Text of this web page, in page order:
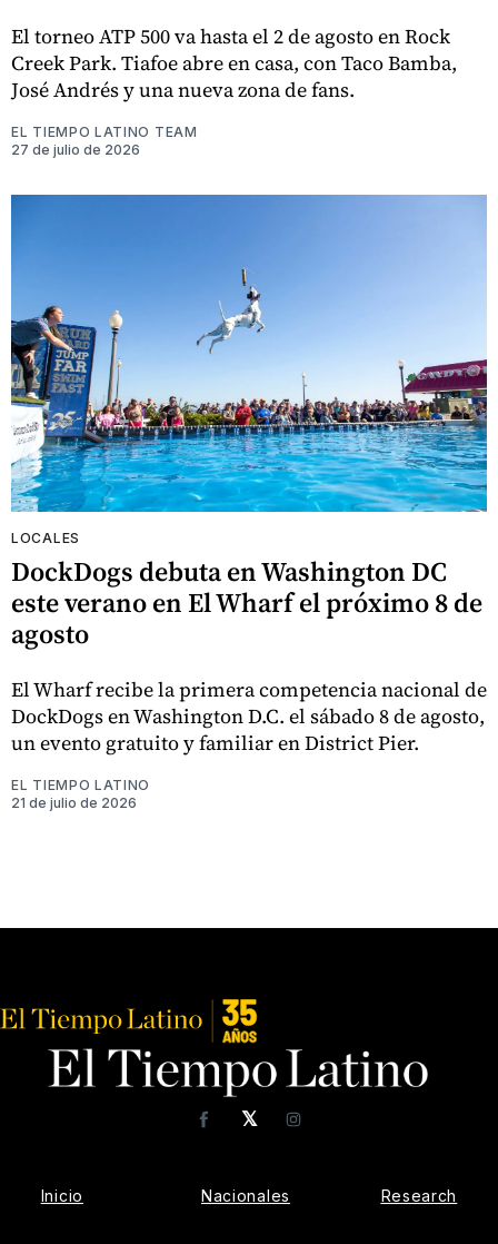
El torneo ATP 500 va hasta el 2 de agosto en Rock
Creek Park. Tiafoe abre en casa, con Taco Bamba,
José Andrés y una nueva zona de fans.
EL TIEMPO LATINO TEAM
27 de julio de 2026
LOCALES
DockDogs debuta en Washington DC
este verano en El Wharf el próximo 8 de
agosto
El Wharf recibe la primera competencia nacional de
DockDogs en Washington D.C. el sábado 8 de agosto,
un evento gratuito y familiar en District Pier.
EL TIEMPO LATINO
21 de julio de 2026
𝕏
FacebookInstagram
Inicio Nacionales Research